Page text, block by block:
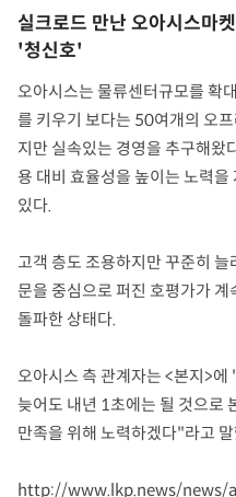
실크로드 만난 오아시스마
'청신호'
오아시스는 물류센터규모를 확
를 키우기 보다는 50여개의 오
지만 실속있는 경영을 추구해왔
용 대비 효율성을 높이는 노력
있다.
고객 층도 조용하지만 꾸준히
문을 중심으로 퍼진 호평가가
돌파한 상태다.
오아시스 측 관계자는 <본지>
늦어도 내년 1초에는 될 것으로
만족을 위해 노력하겠다"라고
http://www.lkp.news/news/